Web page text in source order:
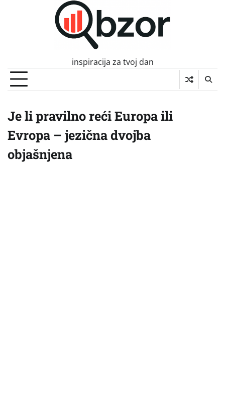
inspiracija za tvoj dan
Je li pravilno reći Europa ili
Evropa – jezična dvojba
objašnjena